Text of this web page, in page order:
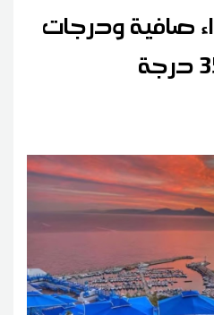
صافية ودرجات